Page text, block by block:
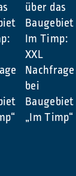
über das
Baugebiet
Im Timp:
XXL
Nachfrage
bei
Baugebiet
„Im Timp“